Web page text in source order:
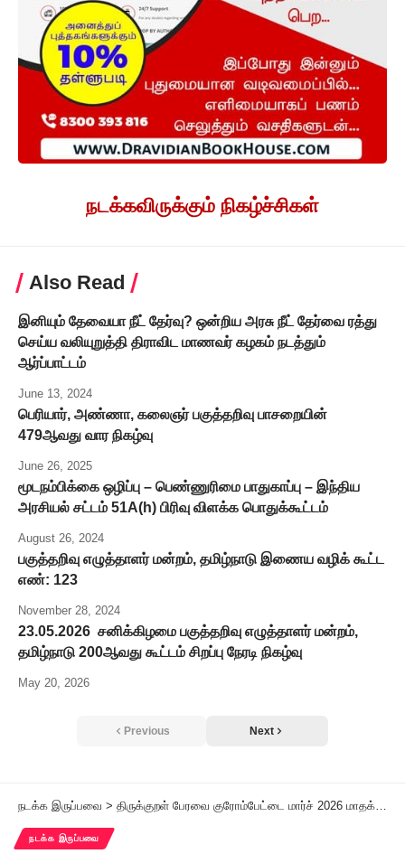
நடக்கவிருக்கும் நிகழ்ச்சிகள்
Also Read
இனியும் தேவையா நீட் தேர்வு? ஒன்றிய அரசு நீட் தேர்வை ரத்து
செய்ய வலியுறுத்தி திராவிட மாணவர் கழகம் நடத்தும்
ஆர்ப்பாட்டம்
June 13, 2024
பெரியார், அண்ணா, கலைஞர் பகுத்தறிவு பாசறையின்
479ஆவது வார நிகழ்வு
June 26, 2025
மூடநம்பிக்கை ஒழிப்பு – பெண்ணுரிமை பாதுகாப்பு – இந்திய
அரசியல் சட்டம் 51A(h) பிரிவு விளக்க பொதுக்கூட்டம்
August 26, 2024
பகுத்தறிவு எழுத்தாளர் மன்றம், தமிழ்நாடு இணைய வழிக் கூட்ட
எண்: 123
November 28, 2024
23.05.2026 சனிக்கிழமை பகுத்தறிவு எழுத்தாளர் மன்றம்,
தமிழ்நாடு 200ஆவது கூட்டம் சிறப்பு நேரடி நிகழ்வு
May 20, 2026
Previous Next
நடக்க இருப்பவை > திருக்குறள் பேரவை குரோம்பேட்டை மார்ச் 2026 மாதக் கூட்டம்
நடக்க இருப்பவை